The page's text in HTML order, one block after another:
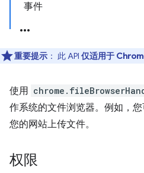
事件
重要提示 ： 此 API 仅适用于
使用
作系统的文件浏览器。例如，
您的网站上传文件。
权限